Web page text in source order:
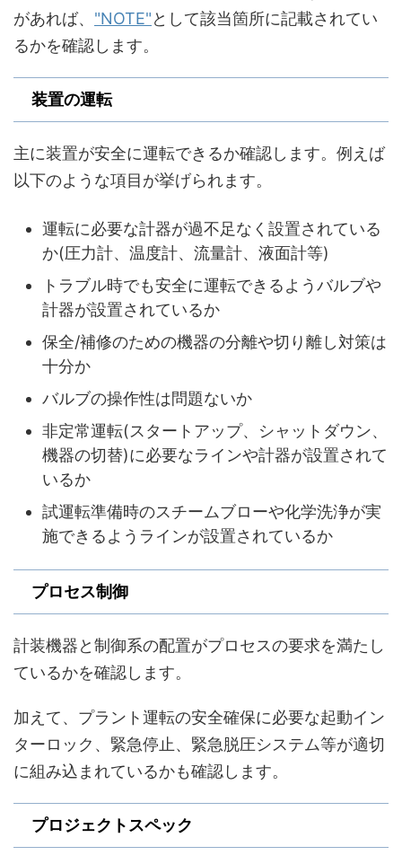
があれば、 "NOTE"として該当箇所に記載されてい
るかを確認します。
装置の運転
主に装置が安全に運転できるか確認します。例えば
以下のような項目が挙げられます。
運転に必要な計器が過不足なく設置されている
か(圧力計、温度計、流量計、液面計等)
トラブル時でも安全に運転できるようバルブや
計器が設置されているか
保全/補修のための機器の分離や切り離し対策は
十分か
バルブの操作性は問題ないか
非定常運転(スタートアップ、シャットダウン、
機器の切替)に必要なラインや計器が設置されて
いるか
試運転準備時のスチームブローや化学洗浄が実
施できるようラインが設置されているか
プロセス制御
計装機器と制御系の配置がプロセスの要求を満たし
ているかを確認します。
加えて、プラント運転の安全確保に必要な起動イン
ターロック、緊急停止、緊急脱圧システム等が適切
に組み込まれているかも確認します。
プロジェクトスペック